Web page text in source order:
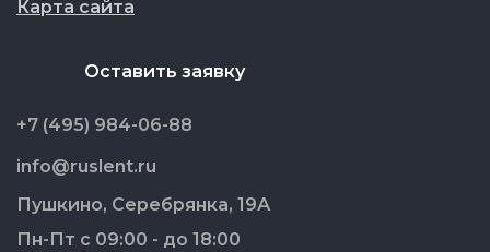
Карта сайта
Оставить заявку
+7 (495) 984-06-88
info@ruslent.ru
Пушкино, Серебрянка, 19А
Пн-Пт с 09:00 - до 18:00